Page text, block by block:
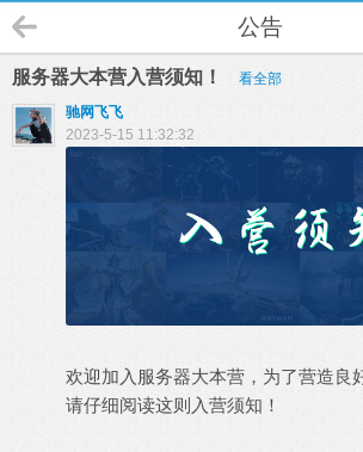
公告
服务器大本营入营须知！
看全部
驰网飞飞
2023-5-15 11:32:32
欢迎加入服务器大本营，为了营造良
请仔细阅读这则入营须知！